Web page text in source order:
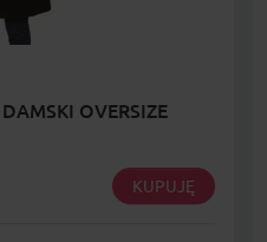
OVERSIZE
KUPUJĘ